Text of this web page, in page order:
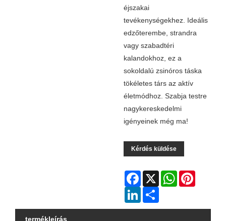
éjszakai
tevékenységekhez. Ideális
edzőterembe, strandra
vagy szabadtéri
kalandokhoz, ez a
sokoldalú zsinóros táska
tökéletes társ az aktív
életmódhoz. Szabja testre
nagykereskedelmi
igényeinek még ma!
Kérdés küldése
Facebook
X WhatsApp
LinkedIn
termékleírás